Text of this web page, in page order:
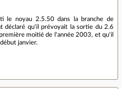
le noyau 2.5.50 dans la branche de
déclaré qu'il prévoyait la sortie du 2.6
moitié de l'année 2003, et qu'il
janvier.